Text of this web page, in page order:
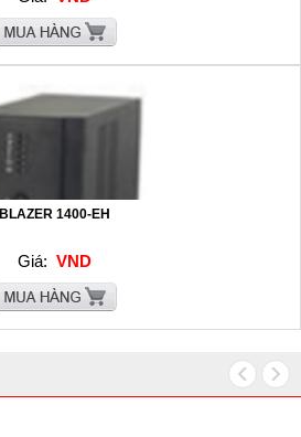
BLAZER 1400-EH
Giá: VND